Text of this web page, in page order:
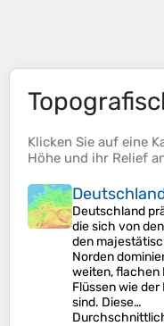
Klicken Sie auf eine
Höhe und ihr Relief
Deutschland
die sich von
den
Norden
weiten, flachen
Flüssen wie der
sind. Diese…